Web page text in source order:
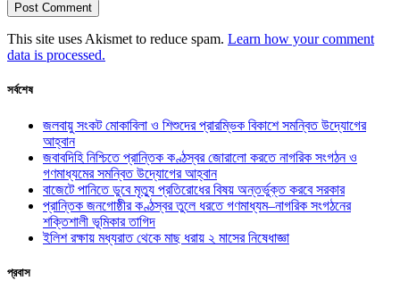
This site uses Akismet to reduce spam. Learn how your comment
data is processed.
সর্বশেষ
জলবায়ু সংকট মোকাবিলা ও শিশুদের প্রারম্ভিক বিকাশে সমন্বিত উদ্যোগের
আহ্বান
জবাবদিহি নিশ্চিতে প্রান্তিক কণ্ঠস্বর জোরালো করতে নাগরিক সংগঠন ও
গণমাধ্যমের সমন্বিত উদ্যোগের আহ্বান
বাজেটে পানিতে ডুবে মৃত্যু প্রতিরোধের বিষয় অন্তর্ভুক্ত করবে সরকার
প্রান্তিক জনগোষ্ঠীর কণ্ঠস্বর তুলে ধরতে গণমাধ্যম–নাগরিক সংগঠনের
শক্তিশালী ভূমিকার তাগিদ
ইলিশ রক্ষায় মধ্যরাত থেকে মাছ ধরায় ২ মাসের নিষেধাজ্ঞা
প্রবাস